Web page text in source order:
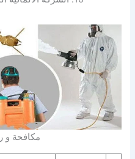
مكافحة